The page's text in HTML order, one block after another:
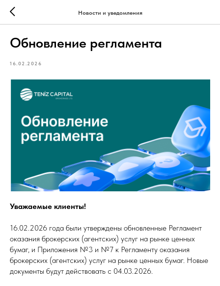
Новости и уведомления
Обновление регламента
16.02.2026
Уважаемые клиенты!
16.02.2026 года были утверждены обновленные Регламент
оказания брокерских (агентских) услуг на рынке ценных
бумаг, и Приложения №3 и №7 к Регламенту оказания
брокерских (агентских) услуг на рынке ценных бумаг. Новые
документы будут действовать с 04.03.2026.